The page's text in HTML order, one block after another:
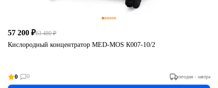
57 200 ₽63 480 ₽
Кислородный концентратор MED-MOS К007-10/2
0 0 сегодня - завтра